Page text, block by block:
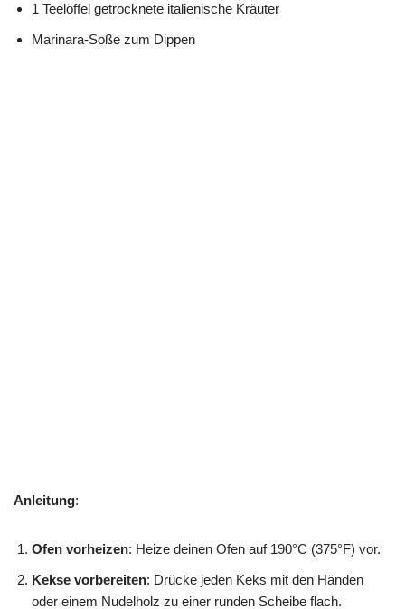
1 Teelöffel getrocknete italienische Kräuter
Marinara-Soße zum Dippen
Anleitung:
Ofen vorheizen: Heize deinen Ofen auf 190°C (375°F) vor.
Kekse vorbereiten: Drücke jeden Keks mit den Händen
oder einem Nudelholz zu einer runden Scheibe flach.